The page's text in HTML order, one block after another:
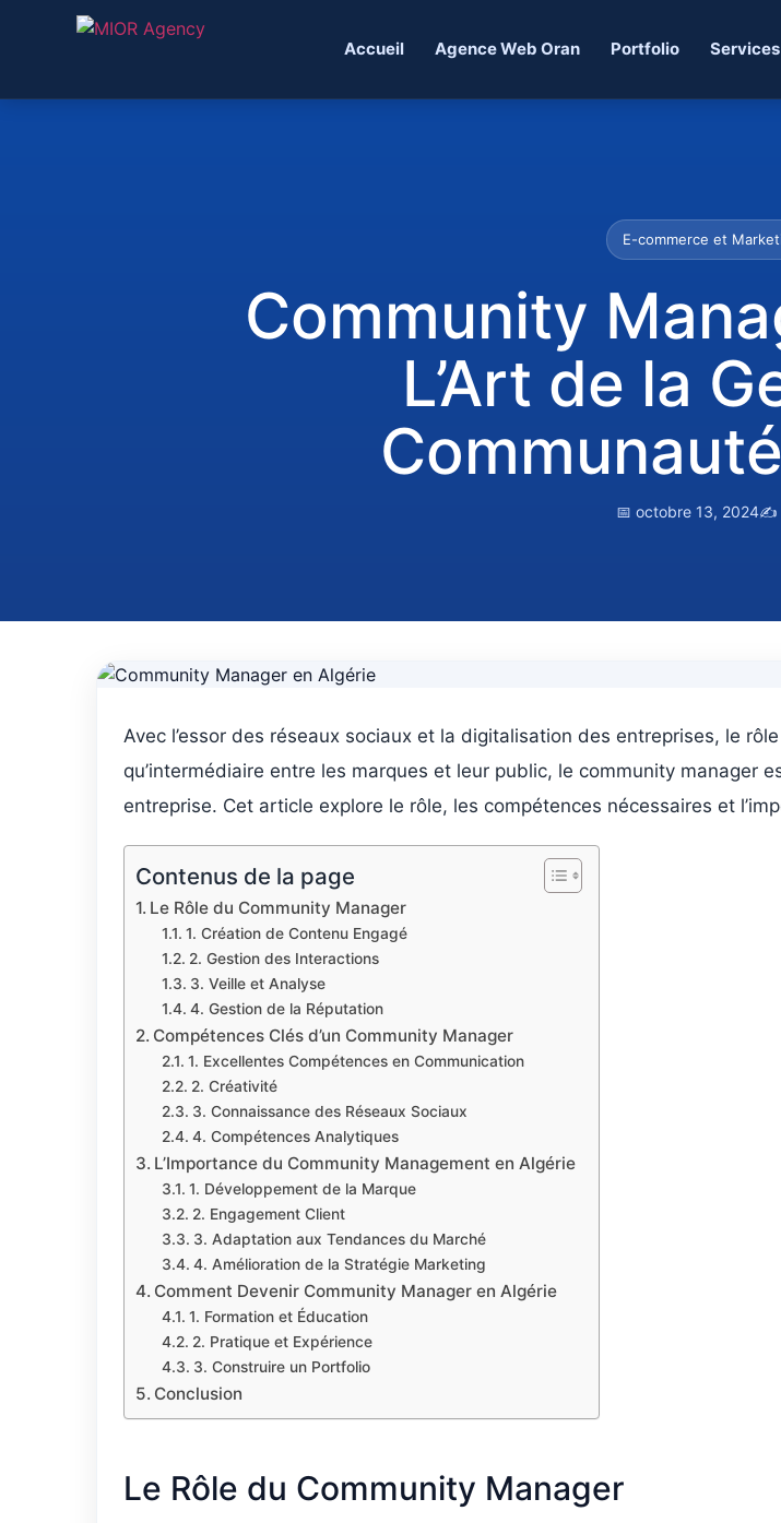
Accueil Agence Web Oran Portfolio Services
E-commerce et
Community
L’Art de la
📅 octobre 13, 2024✍️
Avec l’essor des réseaux sociaux et la digitalisation des entreprises, le
qu’intermédiaire entre les marques et leur public, le community manager
entreprise. Cet article explore le rôle, les compétences nécessaires et
Contenus de la page
Le Rôle du Community Manager
1. Création de Contenu Engagé
2. Gestion des Interactions
3. Veille et Analyse
4. Gestion de la Réputation
Compétences Clés d’un Community Manager
1. Excellentes Compétences en Communication
2. Créativité
3. Connaissance des Réseaux Sociaux
4. Compétences Analytiques
L’Importance du Community Management en Algérie
1. Développement de la Marque
2. Engagement Client
3. Adaptation aux Tendances du Marché
4. Amélioration de la Stratégie Marketing
Comment Devenir Community Manager en Algérie
1. Formation et Éducation
2. Pratique et Expérience
3. Construire un Portfolio
Conclusion
Le Rôle du Community Manager